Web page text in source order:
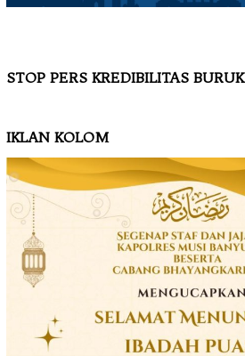
STOP PERS KREDIBILITAS BURUK
IKLAN KOLOM